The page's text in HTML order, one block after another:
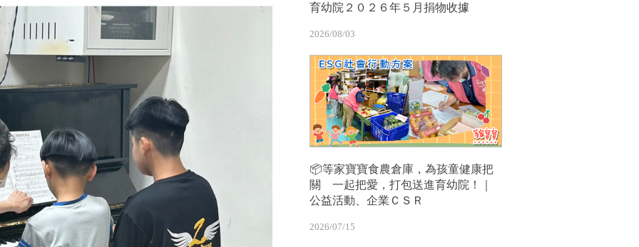
育幼院２０２６年５月捐物收據
2026/08/03
📦等家寶寶食農倉庫，為孩童健康把
關 一起把愛，打包送進育幼院！｜
公益活動、企業ＣＳＲ
2026/07/15